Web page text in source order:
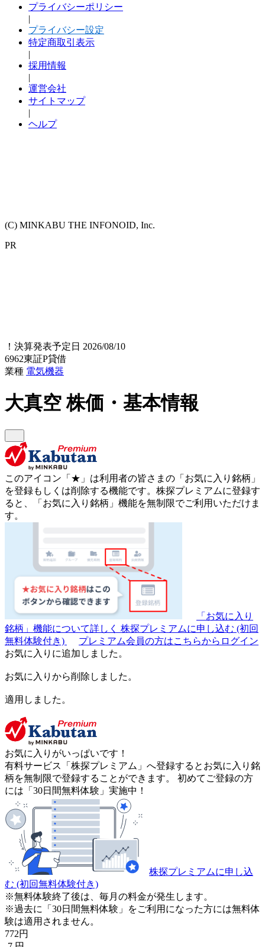
プライバシーポリシー
|
プライバシー設定
特定商取引表示
|
採用情報
|
運営会社
サイトマップ
|
ヘルプ
(C) MINKABU THE INFONOID, Inc.
PR
！ 決算発表予定日 2026/08/10
6962東証P貸借
業種 電気機器
大真空株価・基本情報
このアイコン 「★」 は利用者の皆さまの 「お気に入り銘柄」
を登録もしくは削除する機能です。 株探プレミアムに登録す
ると、「お気に入り銘柄」機能を無制限でご利用いただけま
す。
「お気に入り
銘柄」機能について詳しく 株探プレミアムに申し込む (初回
無料体験付き)
プレミアム会員の方はこちらからログイン
お気に入りに追加しました。
お気に入りから削除しました。
適用しました。
お気に入りがいっぱいです！
有料サービス「株探プレミアム」へ登録するとお気に入り銘
柄を無制限で登録することができます。 初めてご登録の方
には「30日間無料体験」実施中！
株探プレミアムに申し込
む (初回無料体験付き)
※無料体験終了後は、毎月の料金が発生します。
※過去に「30日間無料体験」をご利用になった方には無料体
験は適用されません。
772円